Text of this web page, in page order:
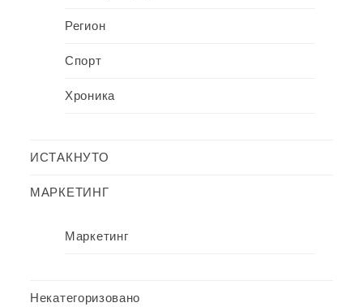
Регион
Спорт
Хроника
ИСТАКНУТО
МАРКЕТИНГ
Маркетинг
Некатегоризовано